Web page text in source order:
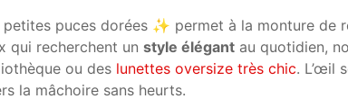
puces dorées ✨ permet à la monture de
qui recherchent un style élégant au quotidien,
ou des lunettes oversize très chic. L’œil
la mâchoire sans heurts.